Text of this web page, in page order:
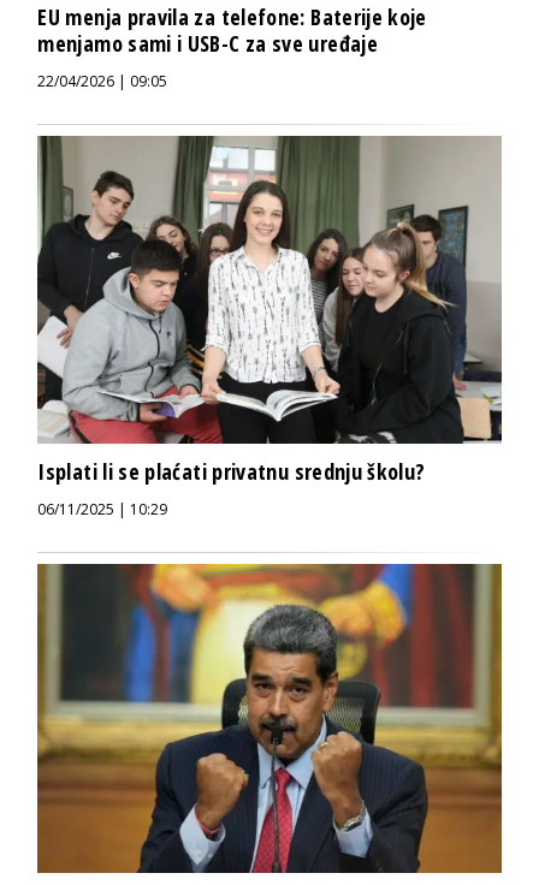
EU menja pravila za telefone: Baterije koje
menjamo sami i USB-C za sve uređaje
22/04/2026 | 09:05
Isplati li se plaćati privatnu srednju školu?
06/11/2025 | 10:29